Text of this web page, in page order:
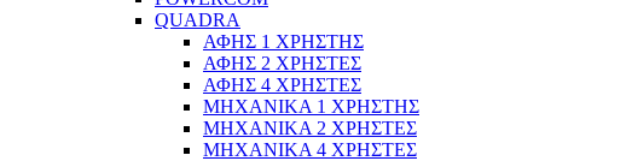
QUADRA
ΑΦΗΣ 1 ΧΡΗΣΤΗΣ
ΑΦΗΣ 2 ΧΡΗΣΤΕΣ
ΑΦΗΣ 4 ΧΡΗΣΤΕΣ
ΜΗΧΑΝΙΚΑ 1 ΧΡΗΣΤΗΣ
ΜΗΧΑΝΙΚΑ 2 ΧΡΗΣΤΕΣ
ΜΗΧΑΝΙΚΑ 4 ΧΡΗΣΤΕΣ